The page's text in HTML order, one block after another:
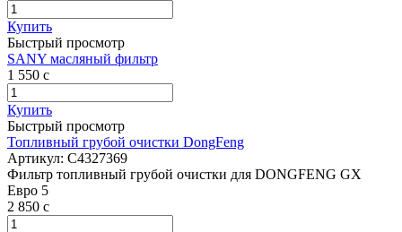
Купить
Быстрый просмотр
SANY масляный фильтр
1 550 c
Купить
Быстрый просмотр
Топливный грубой очистки DongFeng
Артикул: C4327369
Фильтр топливный грубой очистки для DONGFENG GX
Евро 5
2 850 c